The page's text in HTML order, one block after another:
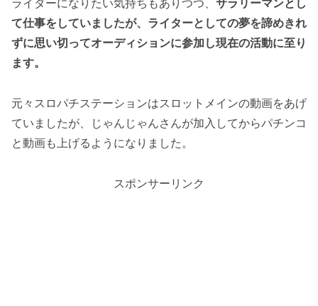
ライターになりたい気持ちもありつつ、 サラリーマンとし
て仕事をしていましたが、ライターとしての夢を諦めきれ
ずに思い切ってオーディションに参加し現在の活動に至り
ます。
元々スロパチステーションはスロットメインの動画をあげ
ていましたが、じゃんじゃんさんが加入してからパチンコ
と動画も上げるようになりました。
スポンサーリンク